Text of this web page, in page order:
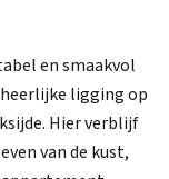
en smaakvol
ligging op
Hier verblijf
van de kust,